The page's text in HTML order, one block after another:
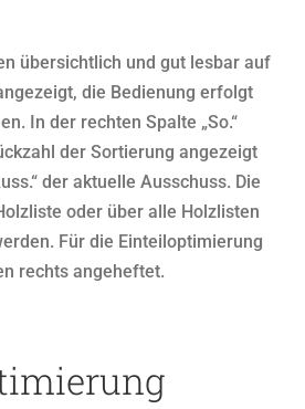
übersichtlich und gut lesbar auf
die Bedienung erfolgt
In der rechten Spalte „So.“
der Sortierung angezeigt
der aktuelle Ausschuss. Die
oder über alle Holzlisten
Für die Einteiloptimierung
rechts angeheftet.